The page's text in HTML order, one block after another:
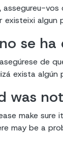
assegureu-
algun
se ha
de
exista algún
was
make sure
may be a